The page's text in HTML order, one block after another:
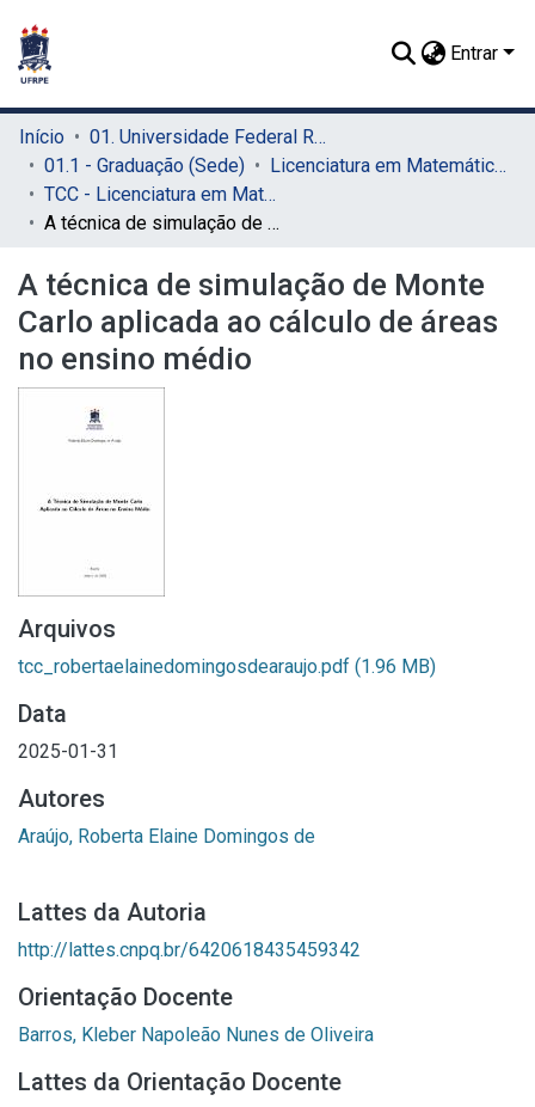
Entrar
Início
01. Universidade Federal Rural de Pernambuco - UFRPE (Sede)
01.1 - Graduação (Sede)
Licenciatura em Matemática (Sede)
TCC - Licenciatura em Matemática (Sede)
A técnica de simulação de Monte Carlo aplicada ao cálculo de áreas no ensino médio
A técnica de simulação de Monte
Carlo aplicada ao cálculo de áreas
no ensino médio
Arquivos
tcc_robertaelainedomingosdearaujo.pdf (1.96 MB)
Data
2025-01-31
Autores
Araújo, Roberta Elaine Domingos de
Lattes da Autoria
http://lattes.cnpq.br/6420618435459342
Orientação Docente
Barros, Kleber Napoleão Nunes de Oliveira
Lattes da Orientação Docente